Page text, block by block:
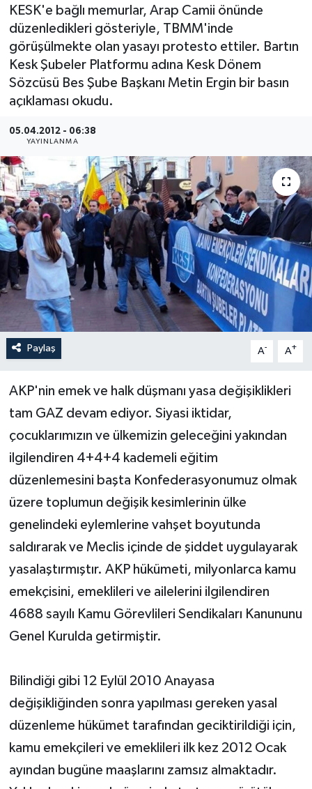
KESK'e bağlı memurlar, Arap Camii önünde
düzenledikleri gösteriyle, TBMM'inde
görüşülmekte olan yasayı protesto ettiler. Bartın
Kesk Şubeler Platformu adına Kesk Dönem
Sözcüsü Bes Şube Başkanı Metin Ergin bir basın
açıklaması okudu.
05.04.2012 - 06:38
YAYINLANMA
Paylaş A- A+
AKP'nin emek ve halk düşmanı yasa değişiklikleri
tam GAZ devam ediyor. Siyasi iktidar,
çocuklarımızın ve ülkemizin geleceğini yakından
ilgilendiren 4+4+4 kademeli eğitim
düzenlemesini başta Konfederasyonumuz olmak
üzere toplumun değişik kesimlerinin ülke
genelindeki eylemlerine vahşet boyutunda
saldırarak ve Meclis içinde de şiddet uygulayarak
yasalaştırmıştır. AKP hükümeti, milyonlarca kamu
emekçisini, emeklileri ve ailelerini ilgilendiren
4688 sayılı Kamu Görevlileri Sendikaları Kanununu
Genel Kurulda getirmiştir.
Bilindiği gibi 12 Eylül 2010 Anayasa
değişikliğinden sonra yapılması gereken yasal
düzenleme hükümet tarafından geciktirildiği için,
kamu emekçileri ve emeklileri ilk kez 2012 Ocak
ayından bugüne maaşlarını zamsız almaktadır.
Medya
Sağlık
Sinema
Sivil Toplum
Siyaset
Spor
Tarım
Turizm
Yaşam
Yerel Yönetimler
YEREL